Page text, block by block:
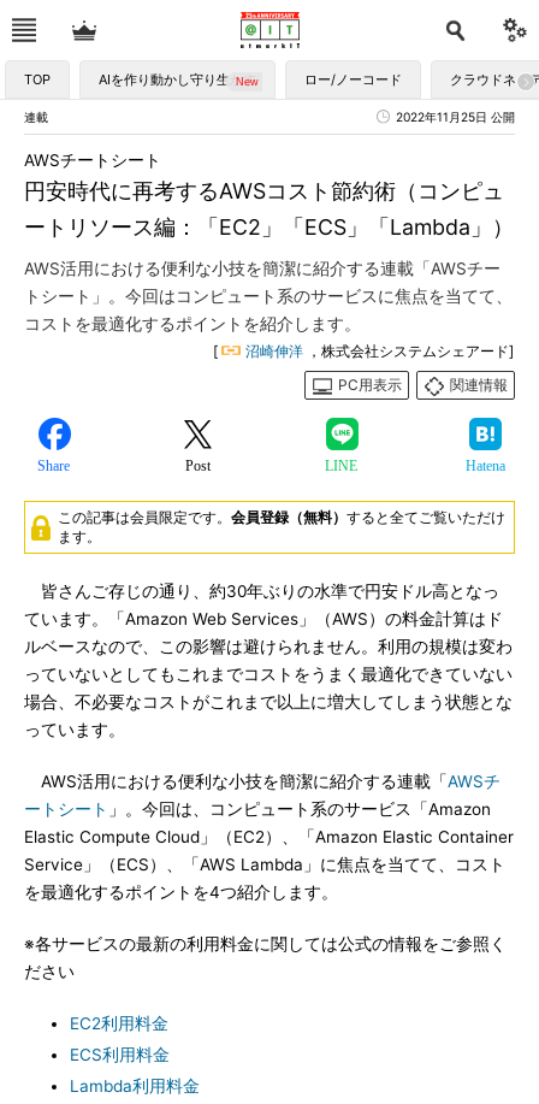
TOP AIを作り動かし守り生かす ロー/ノーコード クラウドネイ
連載 2022年11月25日 公開
円安時代に再考するAWSコスト節約術（コンピュ
ートリソース編：「EC2」「ECS」「Lambda」）
AWSチートシート
AWS活用における便利な小技を簡潔に紹介する連載「AWSチー
トシート」。今回はコンピュート系のサービスに焦点を当てて、
コストを最適化するポイントを紹介します。
[ 沼崎伸洋 ，株式会社システムシェアード]
PC用表示
関連情報
Share Post LINE Hatena
この記事は会員限定です。 会員登録（無料） すると全てご覧いただけ
ます。
皆さんご存じの通り、約30年ぶりの水準で円安ドル高となっ
ています。「Amazon Web Services」（AWS）の料金計算はド
ルベースなので、この影響は避けられません。利用の規模は変わ
っていないとしてもこれまでコストをうまく最適化できていない
場合、不必要なコストがこれまで以上に増大してしまう状態とな
っています。
AWS活用における便利な小技を簡潔に紹介する連載「AWSチ
ートシート 」。今回は、コンピュート系のサービス「Amazon
Elastic Compute Cloud」（EC2）、「Amazon Elastic Container
Service」（ECS）、「AWS Lambda」に焦点を当てて、コスト
を最適化するポイントを4つ紹介します。
※各サービスの最新の利用料金に関しては公式の情報をご参照く
ださい
EC2利用料金
ECS利用料金
Lambda利用料金